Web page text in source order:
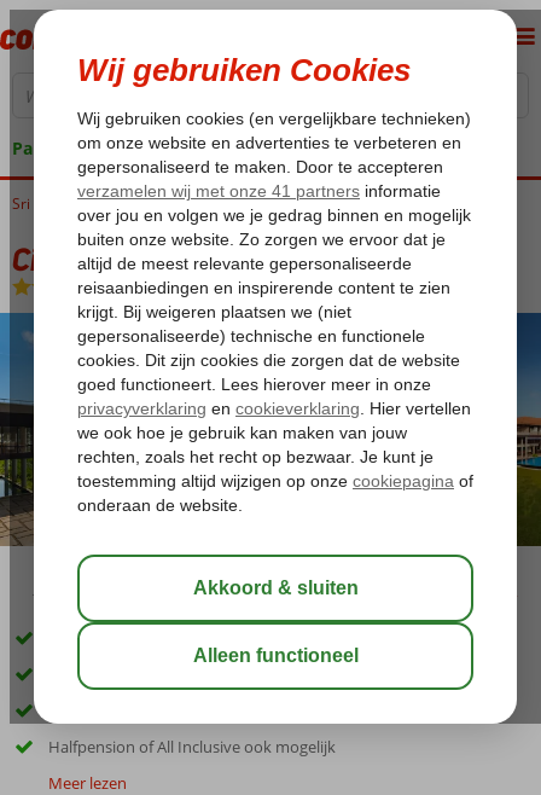
Pakketgarantie
Sri Lanka West-Sri Lanka Beruwela Cinnamon Bey
Cinnamon Bey
Logies en ontbijt-Hotel
10:00 aug 30°C
Aan een prachtig breed zandstrand
Maar liefst 5 restaurants
Halfpension of All Inclusive ook mogelijk
Meer lezen